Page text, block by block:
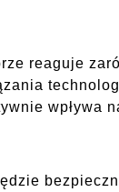
reaguje
wpływa